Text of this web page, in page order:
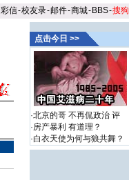
彩信-校友录-邮件-商城- BBS-搜狗
点击今日 >>
·北京的哥 不再侃政治 评
·房产暴利 有道理？
·白衣天使为何与狼共舞？